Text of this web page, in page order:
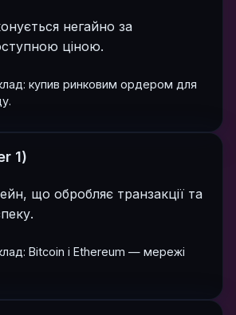
негайно за
ціною.
купив ринковим ордером для
1)
що обробляє транзакції та
Bitcoin і Ethereum — мережі